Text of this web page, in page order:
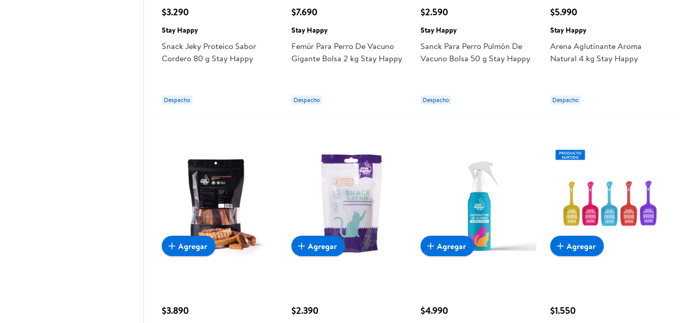
$3.290
Stay Happy
Snack Jeky Proteico Sabor
Cordero 80 g Stay Happy
Despacho
$7.690
Stay Happy
Femúr Para Perro De Vacuno
Gigante Bolsa 2 kg Stay Happy
Despacho
$2.590
Stay Happy
Sanck Para Perro Pulmón De
Vacuno Bolsa 50 g Stay Happy
Despacho
$5.990
Stay Happy
Arena Aglutinante Aroma
Natural 4 kg Stay Happy
Despacho
$3.890
Agregar
$2.390
Agregar
$4.990
Agregar
$1.550
Agregar